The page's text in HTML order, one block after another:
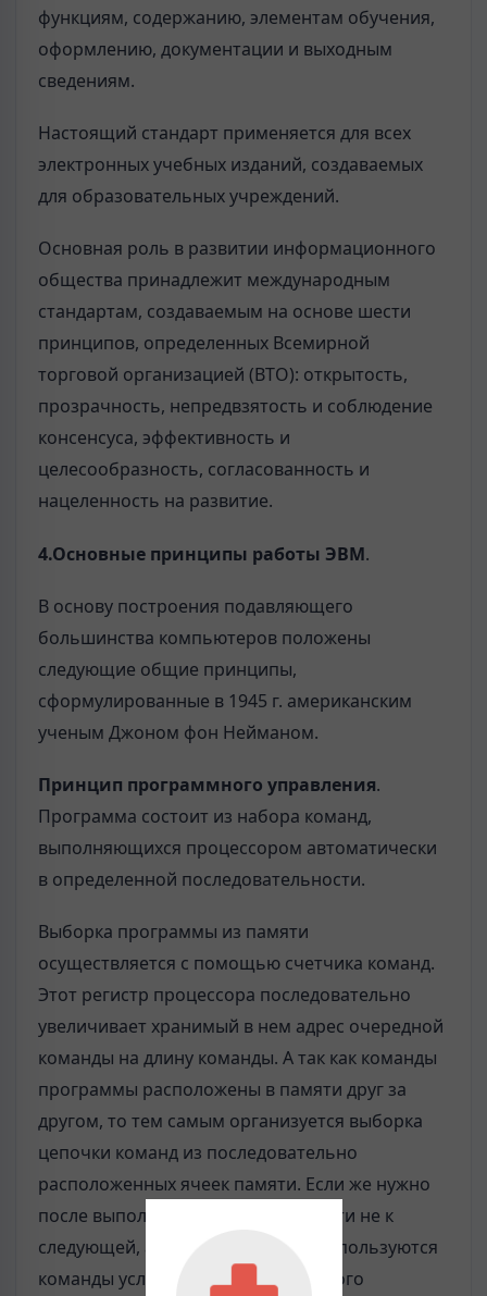
функциям, содержанию, элементам обучения,
оформлению, документации и выходным
сведениям.
Настоящий стандарт применяется для всех
электронных учебных изданий, создаваемых
для образовательных учреждений.
Основная роль в развитии информационного
общества принадлежит международным
стандартам, создаваемым на основе шести
принципов, определенных Всемирной
торговой организацией (ВТО): открытость,
прозрачность, непредвзятость и соблюдение
консенсуса, эффективность и
целесообразность, согласованность и
нацеленность на развитие.
4.Основные принципы работы ЭВМ.
В основу построения подавляющего
большинства компьюте­ров положены
следующие общие принципы,
сформулированные в 1945 г. американским
ученым Джоном фон Нейманом.
Принцип программного управления.
Программа состоит из набора команд,
выполняющихся процессором автоматически
в определенной последовательности.
Выборка программы из памяти
осуществляется с помощью счетчика команд.
Этот регистр процессора последовательно
увеличивает хранимый в нем адрес очередной
команды на длину команды. А так как команды
программы расположены в памяти друг за
другом, то тем самым организуется выборка
цепочки команд из последовательно
расположенных ячеек памяти. Если же нужно
после выполнения команды перейти не к
следующей, а к какой-то другой, используются
команды условного или безусловного